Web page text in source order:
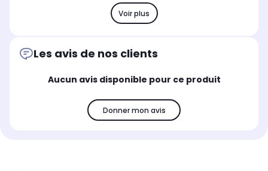
Voir plus
Les avis de nos clients
Aucun avis disponible pour ce produit
Donner mon avis